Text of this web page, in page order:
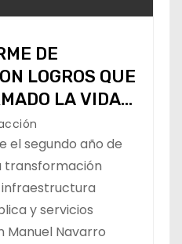
DE
LOGROS QUE
LA VIDA
JUAN
el segundo año de
transformación
y servicios
Manuel Navarro